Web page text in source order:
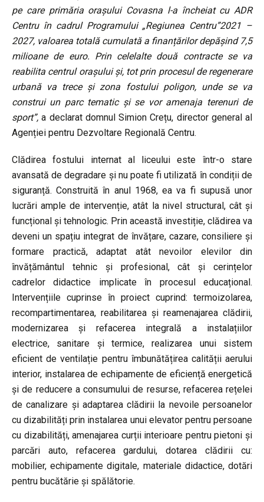
pe care primăria orașului Covasna l-a încheiat cu ADR
Centru în cadrul Programului „Regiunea Centru”2021 –
2027, valoarea totală cumulată a finanțărilor depășind 7,5
milioane de euro. Prin celelalte două contracte se va
reabilita centrul orașului și, tot prin procesul de regenerare
urbană va trece și zona fostului poligon, unde se va
construi un parc tematic și se vor amenaja terenuri de
sport”, a declarat domnul Simion Crețu, director general al
Agenției pentru Dezvoltare Regională Centru.
Clădirea fostului internat al liceului este într-o stare
avansată de degradare și nu poate fi utilizată în condiții de
siguranță. Construită în anul 1968, ea va fi supusă unor
lucrări ample de intervenție, atât la nivel structural, cât și
funcțional și tehnologic. Prin această investiție, clădirea va
deveni un spațiu integrat de învățare, cazare, consiliere și
formare practică, adaptat atât nevoilor elevilor din
învățământul tehnic și profesional, cât și cerințelor
cadrelor didactice implicate în procesul educațional.
Intervențiile cuprinse în proiect cuprind: termoizolarea,
recompartimentarea, reabilitarea și reamenajarea clădirii,
modernizarea și refacerea integrală a instalațiilor
electrice, sanitare și termice, realizarea unui sistem
eficient de ventilație pentru îmbunătățirea calității aerului
interior, instalarea de echipamente de eficiență energetică
și de reducere a consumului de resurse, refacerea rețelei
de canalizare și adaptarea clădirii la nevoile persoanelor
cu dizabilități prin instalarea unui elevator pentru persoane
cu dizabilități, amenajarea curții interioare pentru pietoni și
parcări auto, refacerea gardului, dotarea clădirii cu:
mobilier, echipamente digitale, materiale didactice, dotări
pentru bucătărie și spălătorie.